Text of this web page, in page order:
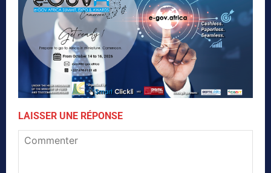
LAISSER UNE RÉPONSE